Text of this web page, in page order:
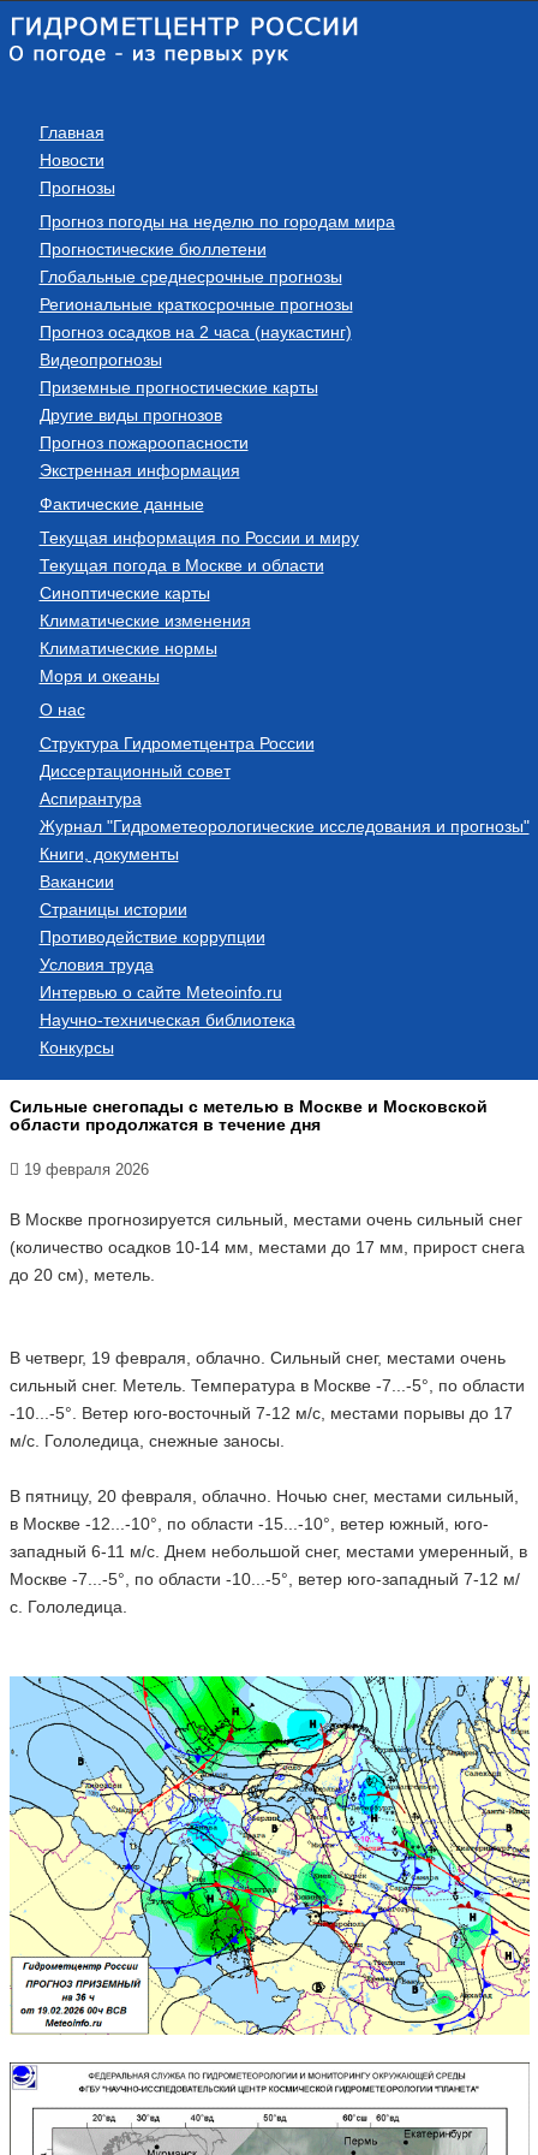
Главная
Новости
Прогнозы
Прогноз погоды на неделю по городам мира
Прогностические бюллетени
Глобальные среднесрочные прогнозы
Региональные краткосрочные прогнозы
Прогноз осадков на 2 часа (наукастинг)
Видеопрогнозы
Приземные прогностические карты
Другие виды прогнозов
Прогноз пожароопасности
Экстренная информация
Фактические данные
Текущая информация по России и миру
Текущая погода в Москве и области
Синоптические карты
Климатические изменения
Климатические нормы
Моря и океаны
О нас
Структура Гидрометцентра России
Диссертационный совет
Аспирантура
Журнал "Гидрометеорологические исследования и прогнозы"
Книги, документы
Вакансии
Страницы истории
Противодействие коррупции
Условия труда
Интервью о сайте Meteoinfo.ru
Научно-техническая библиотека
Конкурсы
Сильные снегопады с метелью в Москве и Московской
области продолжатся в течение дня
19 февраля 2026
В Москве прогнозируется сильный, местами очень сильный снег
(количество осадков 10-14 мм, местами до 17 мм, прирост снега
до 20 см), метель.
В четверг, 19 февраля, облачно. Сильный снег, местами очень
сильный снег. Метель. Температура в Москве -7...-5°, по области
-10...-5°. Ветер юго-восточный 7-12 м/с, местами порывы до 17
м/с. Гололедица, снежные заносы.
В пятницу, 20 февраля, облачно. Ночью снег, местами сильный,
в Москве -12...-10°, по области -15...-10°, ветер южный, юго-
западный 6-11 м/с. Днем небольшой снег, местами умеренный, в
Москве -7...-5°, по области -10...-5°, ветер юго-западный 7-12 м/
с. Гололедица.